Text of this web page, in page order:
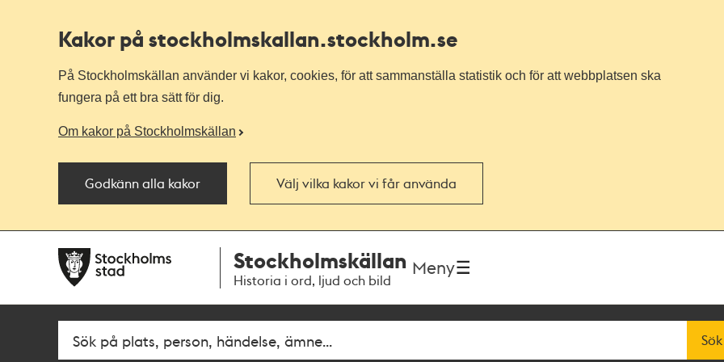
Kakor på stockholmskallan.stockholm.se
På Stockholmskällan använder vi kakor, cookies, för att sammanställa statistik och för att webbplatsen ska
fungera på ett bra sätt för dig.
Om kakor på Stockholmskällan
Godkänn alla kakor Välj vilka kakor vi får använda
navigationen
huvudinnehållet
Stockholmskällan
Historia i ord, ljud och bild
Meny
Fritextsök Sök